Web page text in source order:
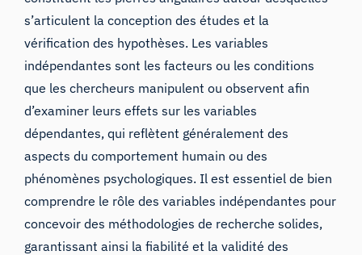
s’articulent la conception des études et la
vérification des hypothèses. Les variables
indépendantes sont les facteurs ou les conditions
que les chercheurs manipulent ou observent afin
d’examiner leurs effets sur les variables
dépendantes, qui reflètent généralement des
aspects du comportement humain ou des
phénomènes psychologiques. Il est essentiel de bien
comprendre le rôle des variables indépendantes pour
concevoir des méthodologies de recherche solides,
garantissant ainsi la fiabilité et la validité des